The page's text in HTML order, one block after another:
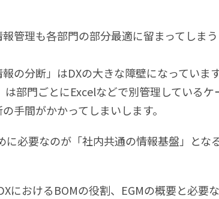
管理も各部門の部分最適に留まってしま
の分断」はDXの大きな障壁になっていま
部門ごとにExcelなどで別管理しているケ
手間がかかってしまいします。
必要なのが「社内共通の情報基盤」とな
におけるBOMの役割、EGMの概要と必要